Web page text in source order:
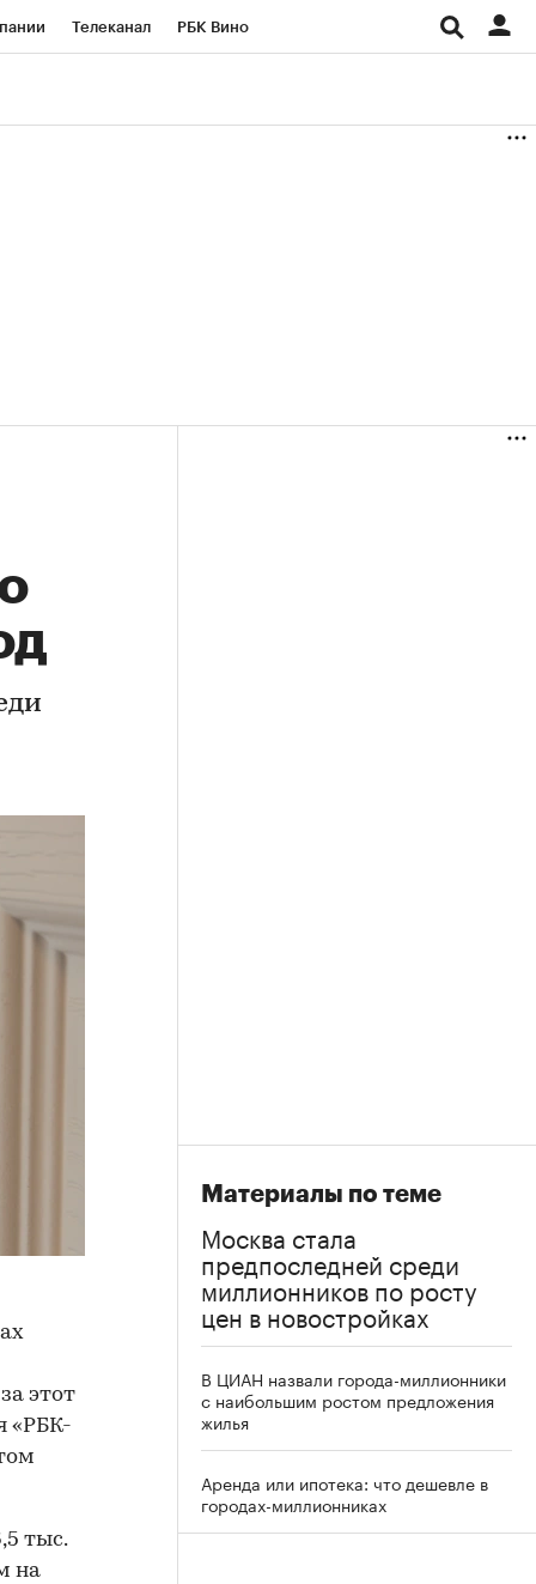
Телеканал РБК Вино
этот
«РБК-
тыс.
на
Материалы по теме
Москва стала
предпоследней среди
миллионников по росту
цен в новостройках
В ЦИАН назвали города-миллионники
с наибольшим ростом предложения
жилья
Аренда или ипотека: что дешевле в
городах-миллионниках